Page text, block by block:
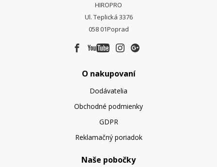
HIROPRO
Ul. Teplická 3376
058 01Poprad
O nakupovaní
Dodávatelia
Obchodné podmienky
GDPR
Reklamačný poriadok
Naše pobočky